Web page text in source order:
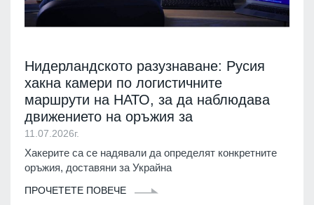
Нидерландското разузнаване: Русия
хакна камери по логистичните
маршрути на НАТО, за да наблюдава
движението на оръжия за
11.07.2026г.
Хакерите са се надявали да определят конкретните
оръжия, доставяни за Украйна
ПРОЧЕТЕТЕ ПОВЕЧЕ